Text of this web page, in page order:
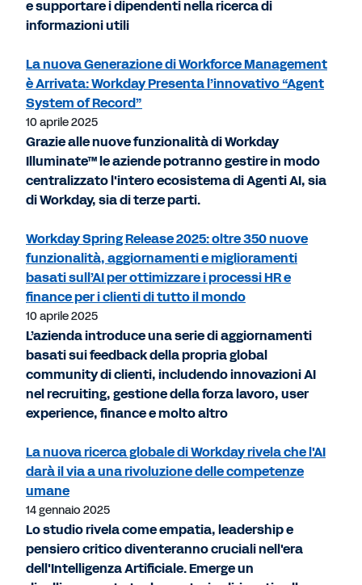
e supportare i dipendenti nella ricerca di
informazioni utili
La nuova Generazione di Workforce Management
è Arrivata: Workday Presenta l’innovativo “Agent
System of Record”
10 aprile 2025
Grazie alle nuove funzionalità di Workday
Illuminate™ le aziende potranno gestire in modo
centralizzato l'intero ecosistema di Agenti AI, sia
di Workday, sia di terze parti.
Workday Spring Release 2025: oltre 350 nuove
funzionalità, aggiornamenti e miglioramenti
basati sull’AI per ottimizzare i processi HR e
finance per i clienti di tutto il mondo
10 aprile 2025
L’azienda introduce una serie di aggiornamenti
basati sui feedback della propria global
community di clienti, includendo innovazioni AI
nel recruiting, gestione della forza lavoro, user
experience, finance e molto altro
La nuova ricerca globale di Workday rivela che l'AI
darà il via a una rivoluzione delle competenze
umane
14 gennaio 2025
Lo studio rivela come empatia, leadership e
pensiero critico diventeranno cruciali nell'era
dell'Intelligenza Artificiale. Emerge un